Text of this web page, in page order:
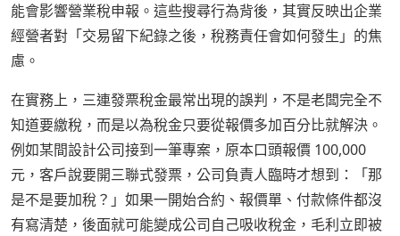
能會影響營業稅申報。這些搜尋行為背後，其實反映出企業
經營者對「交易留下紀錄之後，稅務責任會如何發生」的焦
慮。
在實務上，三連發票稅金最常出現的誤判，不是老闆完全不
知道要繳稅，而是以為稅金只要從報價多加百分比就解決。
例如某間設計公司接到一筆專案，原本口頭報價 100,000
元，客戶說要開三聯式發票，公司負責人臨時才想到：「那
是不是要加稅？」如果一開始合約、報價單、付款條件都沒
有寫清楚，後面就可能變成公司自己吸收稅金，毛利立即被